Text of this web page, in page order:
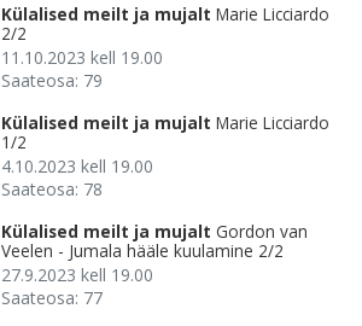
Külalised meilt ja mujalt Marie Licciardo
2/2
11.10.2023 kell 19.00
Saateosa: 79
Külalised meilt ja mujalt Marie Licciardo
1/2
4.10.2023 kell 19.00
Saateosa: 78
Külalised meilt ja mujalt Gordon van
Veelen - Jumala hääle kuulamine 2/2
27.9.2023 kell 19.00
Saateosa: 77